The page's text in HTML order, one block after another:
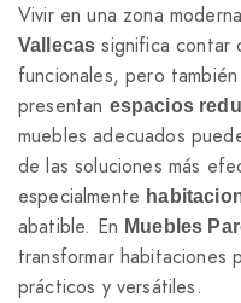
Vivir en una zona
Vallecas significa contar
funcionales, pero
presentan espacios
muebles adecuados
de las soluciones más
especialmente
abatible. En Muebles
transformar habitaciones
prácticos y versátiles.